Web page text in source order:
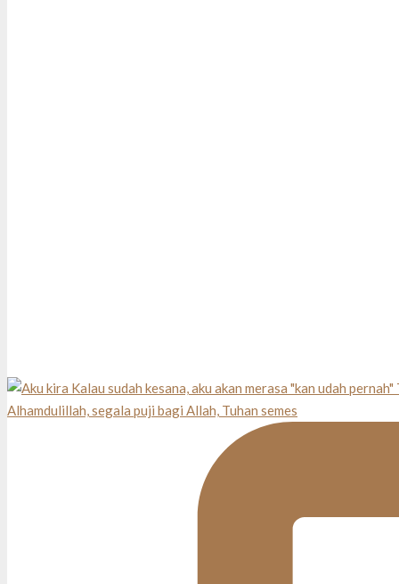
Alhamdulillah, segala puji bagi Allah, Tuhan semes